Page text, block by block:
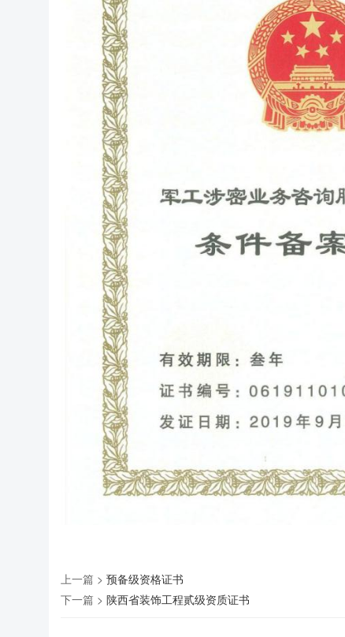
上一篇 > 预备级资格证书
下一篇 > 陕西省装饰工程贰级资质证书